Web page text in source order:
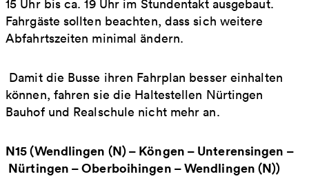
15 Uhr bis ca. 19 Uhr im Stundentakt ausgebaut.
Fahrgäste sollten beachten, dass sich weitere
Abfahrtszeiten minimal ändern.
Damit die Busse ihren Fahrplan besser einhalten
können, fahren sie die Haltestellen Nürtingen
Bauhof und Realschule nicht mehr an.
N15 (Wendlingen (N) – Köngen – Unterensingen –
Nürtingen – Oberboihingen – Wendlingen (N))